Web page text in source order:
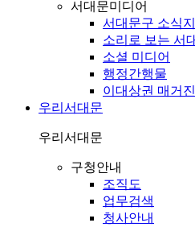
서대문미디어
서대문구 소식
소리로 보는 서
소셜 미디어
행정간행물
이대상권 매거
우리서대문
우리서대문
구청안내
조직도
업무검색
청사안내